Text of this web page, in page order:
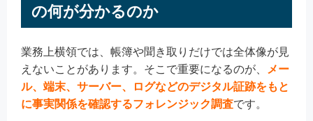
の何が分かるのか
業務上横領では、帳簿や聞き取りだけでは全体像が見
えないことがあります。そこで重要になるのが、
メー
ル、端末、サーバー、ログなどのデジタル証跡をもと
に事実関係を確認するフォレンジック調査です。